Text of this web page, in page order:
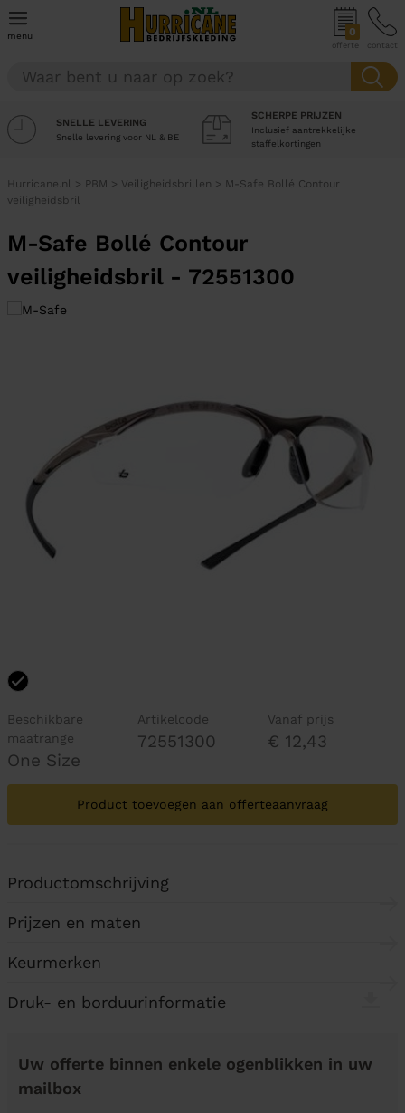
menu 0
offerte contact
SNELLE LEVERING
Snelle levering voor NL & BE
SCHERPE PRIJZEN
Inclusief aantrekkelijke
staffelkortingen
Hurricane.nl > PBM > Veiligheidsbrillen > M-Safe Bollé Contour
veiligheidsbril
M-Safe Bollé Contour
veiligheidsbril - 72551300
Beschikbare
maatrange
One Size
Artikelcode
72551300
Vanaf prijs
€ 12,43
Product toevoegen aan offerteaanvraag
Productomschrijving
Prijzen en maten
Keurmerken
Druk- en borduurinformatie
Uw offerte binnen enkele ogenblikken in uw
mailbox